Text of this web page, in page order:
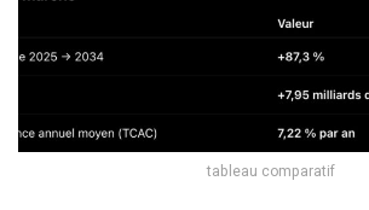
tableau comparatif